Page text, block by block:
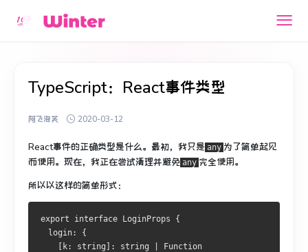
TypeScript：React事件类型
阿飞泡芙 2020-03-12
React事件的正确类型是什么。 最初，我只是 any 为了简单起见
而使用。 现在，我正在尝试清理并避免 any 完全使用。
所以以这样的简单形式：
export interface LoginProps {
  login: {
    [k: string]: string | Function